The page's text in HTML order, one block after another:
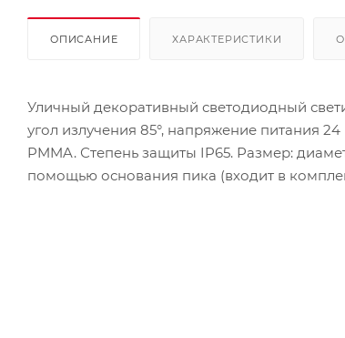
ОПИСАНИЕ ХАРАКТЕРИСТИКИ
Уличный декоративный светодиодный
угол излучения 85°, напряжение питания
PMMA. Степень защиты IP65. Размер:
помощью основания пика (входит в